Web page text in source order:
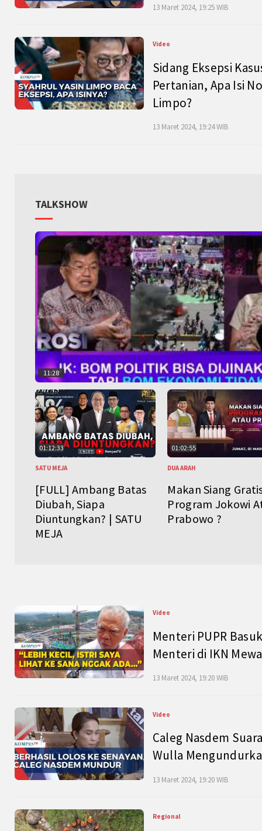
13 Maret 2024, 19:25 WIB
Video
Sidang Eksepsi
Pertanian, Apa Isi
Limpo?
13 Maret 2024, 19:24 WIB
TALKSHOW
11:28
01:12:33
SATU MEJA
[FULL] Ambang Batas
Diubah, Siapa
Diuntungkan? | SATU
MEJA
01:02:55
DUA ARAH
Makan Siang
Program Jokowi
Prabowo ?
Video
Menteri PUPR
Menteri di IKN
13 Maret 2024, 19:20 WIB
Video
Caleg Nasdem
Wulla
13 Maret 2024, 19:20 WIB
Regional